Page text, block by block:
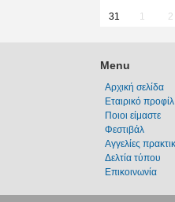
31 1 2
Menu
Αρχική σελίδα
Εταιρικό προφίλ
Ποιοι είμαστε
Φεστιβάλ
Αγγελίες
Δελτία τύπου
Επικοινωνία